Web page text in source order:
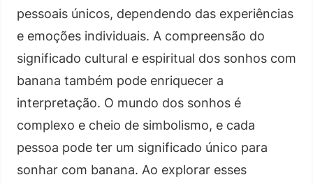
pessoais únicos, dependendo das experiências
e emoções individuais. A compreensão do
significado cultural e espiritual dos sonhos com
banana também pode enriquecer a
interpretação. O mundo dos sonhos é
complexo e cheio de simbolismo, e cada
pessoa pode ter um significado único para
sonhar com banana. Ao explorar esses